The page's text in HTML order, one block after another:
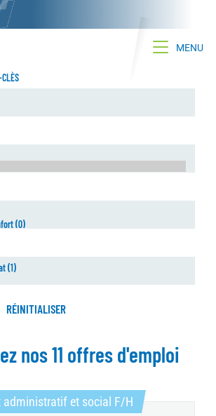
Toggle
MENU
RÉINITIALISER
nos 11 offres d'emploi
administratif et social F/H (Nouvelle